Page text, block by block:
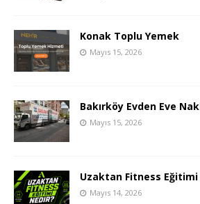
Konak Toplu Yemek
Mayıs 15, 2026
Bakırköy Evden Eve
Mayıs 15, 2026
Uzaktan Fitness Eğitimi
Mayıs 14, 2026